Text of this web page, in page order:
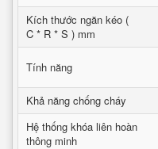
Kích thước ngăn kéo (
C * R * S ) mm
Tính năng
Khả năng chống cháy
Hệ thống khóa liên hoàn
thông minh